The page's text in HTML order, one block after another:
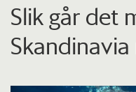
Slik går det
Skandinavia